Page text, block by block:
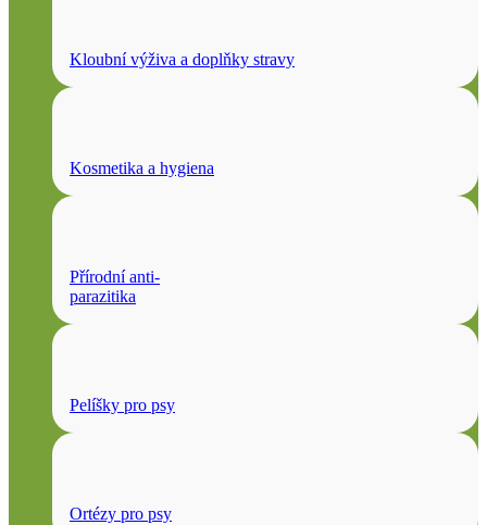
Kloubní výživa a doplňky stravy
Kosmetika a hygiena
Přírodní anti-
parazitika
Pelíšky pro psy
Ortézy pro psy